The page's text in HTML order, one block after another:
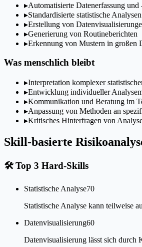
▸Automatisierte Datenerfassung und
▸Standardisierte statistische Analysen
▸Erstellung von
▸Generierung von Routineberichten
▸Erkennung von Mustern in großen
Was menschlich bleibt
▸Interpretation komplexer
▸Entwicklung individueller
▸Kommunikation und Beratung im
▸Anpassung von Methoden an
▸Kritisches Hinterfragen von
Skill-basierte
🛠Top 3 Hard-Skills
Statistische Analyse70
Statistische Analyse kann teilweise
Datenvisualisierung60
Datenvisualisierung lässt sich durch